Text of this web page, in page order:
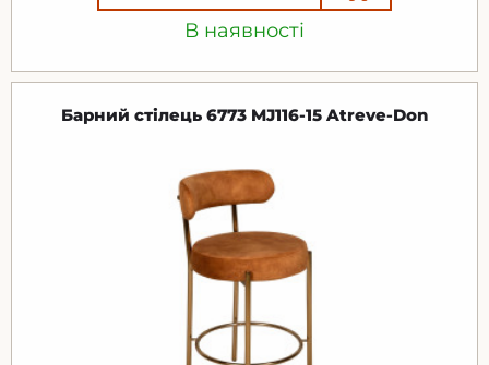
В наявності
Барний стілець 6773 MJ116-15 Atreve-Don